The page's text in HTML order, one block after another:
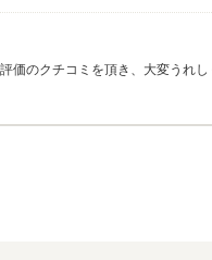
のクチコミを頂き、大変うれ